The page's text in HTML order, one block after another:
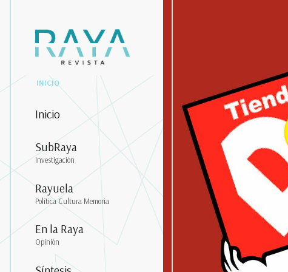
INICIO
Inicio
SubRaya
Investigación
Rayuela
Política Cultura Memoria
En la Raya
Opinión